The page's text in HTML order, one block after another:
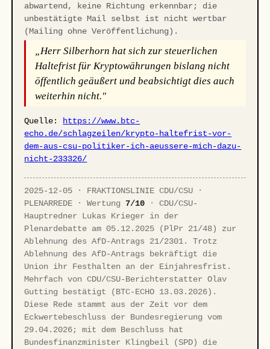
abwartend, keine Richtung erkennbar; die
unbestätigte Mail selbst ist nicht wertbar
(Mailing ohne Veröffentlichung).
„Herr Silberhorn hat sich zur steuerlichen
Haltefrist für Kryptowährungen bislang nicht
öffentlich geäußert und beabsichtigt dies auch
weiterhin nicht."
Quelle: https://www.btc-
echo.de/schlagzeilen/krypto-haltefrist-vor-
dem-aus-csu-politiker-ich-aeussere-mich-dazu-
nicht-233326/
2025-12-05 · FRAKTIONSLINIE CDU/CSU ·
PLENARREDE · Wertung 7/10 · CDU/CSU-
Hauptredner Lukas Krieger in der
Plenardebatte am 05.12.2025 (PlPr 21/48) zur
Ablehnung des AfD-Antrags 21/2301. Trotz
Ablehnung des AfD-Antrags bekräftigt die
Union ihr Festhalten an der Einjahresfrist.
Mehrfach von CDU/CSU-Berichterstatter Olav
Gutting bestätigt (BTC-ECHO 13.03.2026).
Diese Rede stammt aus der Zeit vor dem
Eckwertebeschluss der Bundesregierung vom
29.04.2026; mit dem Beschluss hat
Bundesfinanzminister Klingbeil (SPD) die